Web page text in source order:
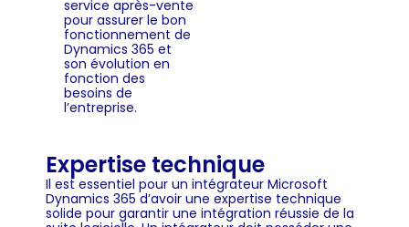
service après-vente
pour assurer le bon
fonctionnement de
Dynamics 365 et
son évolution en
fonction des
besoins de
l’entreprise.
Expertise technique
Il est essentiel pour un intégrateur Microsoft
Dynamics 365 d’avoir une expertise technique
solide pour garantir une intégration réussie de la